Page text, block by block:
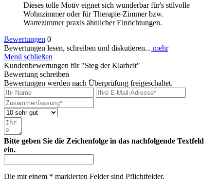
Dieses tolle Motiv eignet sich wunderbar für's stilvolle
Wohnzimmer oder für Therapie-Zimmer bzw.
Wartezimmer praxis ähnlicher Einrichtungen.
Bewertungen 0
Bewertungen lesen, schreiben und diskutieren... mehr
Menü schließen
Kundenbewertungen für "Steg der Klarheit"
Bewertung schreiben
Bewertungen werden nach Überprüfung freigeschaltet.
Bitte geben Sie die Zeichenfolge in das nachfolgende Textfeld
ein.
Die mit einem * markierten Felder sind Pflichtfelder.